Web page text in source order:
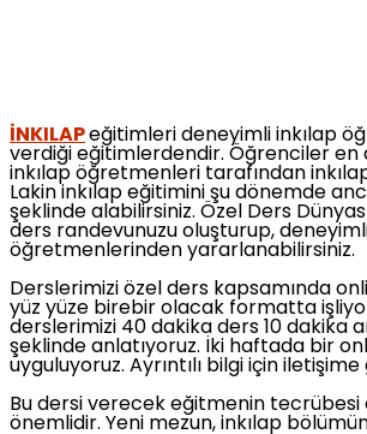
İNKILAPeğitimleri deneyimli inkılap
verdiği eğitimlerdendir. Öğrenciler en
inkılap öğretmenleri tarafından
Lakin inkılap eğitimini şu dönemde
şeklinde alabilirsiniz. Özel Ders
ders randevunuzu oluşturup,
öğretmenlerinden yararlanabilirsiniz.
Derslerimizi özel ders kapsamında
yüz yüze birebir olacak formatta
derslerimizi 40 dakika ders 10 dakika
şeklinde anlatıyoruz. İki haftada bir
uyguluyoruz. Ayrıntılı bilgi için
Bu dersi verecek eğitmenin tecrübesi
önemlidir. Yeni mezun, inkılap